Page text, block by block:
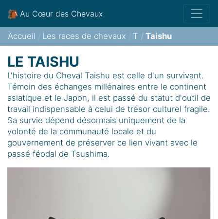
Au Cœur des Chevaux
Accueil Les races de chevaux T Taishu
LE TAISHU
L'histoire du Cheval Taishu est celle d'un survivant.
Témoin des échanges millénaires entre le continent
asiatique et le Japon, il est passé du statut d'outil de
travail indispensable à celui de trésor culturel fragile.
Sa survie dépend désormais uniquement de la
volonté de la communauté locale et du
gouvernement de préserver ce lien vivant avec le
passé féodal de Tsushima.